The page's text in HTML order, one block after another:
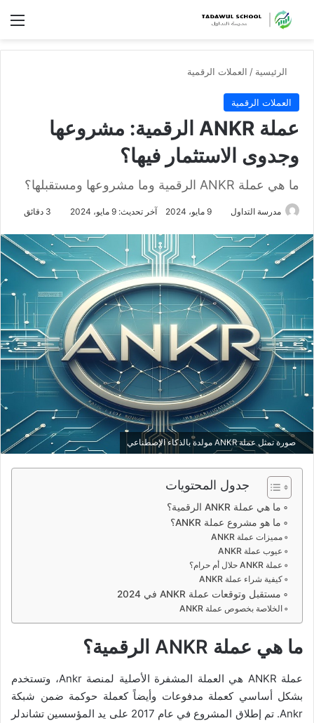
الرئيسية / العملات الرقمية
العملات الرقمية
عملة ANKR الرقمية: مشروعها
وجدوى الاستثمار فيها؟
ما هي عملة ANKR الرقمية وما مشروعها ومستقبلها؟
مدرسة التداول 9 مايو، 2024 آخر تحديث: 9 مايو، 2024
صورة تمثل عملة ANKR مولدة بالذكاء الإصطناعي
جدول المحتويات
ما هي عملة ANKR الرقمية؟
ما هو مشروع عملة ANKR؟
مميزات عملة ANKR
عيوب عملة ANKR
عملة ANKR حلال أم حرام؟
كيفية شراء عملة ANKR
مستقبل وتوقعات عملة ANKR في 2024
الخلاصة بخصوص عملة ANKR
ما هي عملة ANKR الرقمية؟
عملة ANKR هي العملة المشفرة الأصلية لمنصة Ankr، وتستخدم
بشكل أساسي كعملة مدفوعات وأيضاً كعملة حوكمة ضمن شبكة
Ankr. تم إطلاق المشروع في عام 2017 على يد المؤسسين تشاندلر